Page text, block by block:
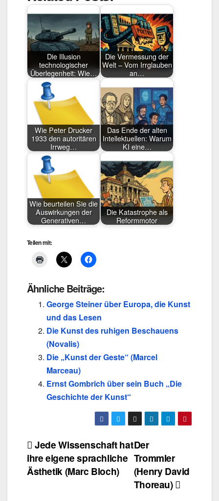
Die Illusion
technologischer
Überlegenheit: Wie…
Die Vermessung der
Welt – Vom Irrglauben
an…
Wie Peter Drucker
1933 den autoritären
Irrweg…
Das Ende der alten
Intellektuellen: Warum
KI eine…
Wie beurteilen Sie die
Auswirkungen der
Generativen…
Die Katastrophe als
Reformmotor
Teilen mit:
Ähnliche Beiträge:
George Steiner über Europa, die Kunst
und das Lesen
Die Kunst des ruhigen Beschauens
(Novalis)
Die „Kunst der Geste“ (Marcel
Marceau)
Ernst Gombrich über sein Buch „Die
Geschichte der Kunst“
Beitragsnavigation
Der
Trommler
(Henry David
Thoreau)
Jede Wissenschaft hat
ihre eigene sprachliche
Ästhetik (Marc Bloch)